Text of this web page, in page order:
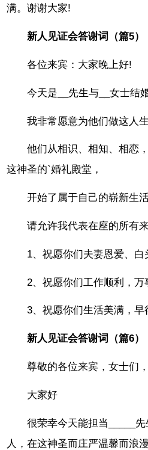
满。谢谢大家!
新人见证会答谢词（篇5）
各位来宾：大家晚上好!
今天是__先生与__女士结
我非常愿意为他们做这人
他们从相识、相知、相恋
这神圣的`婚礼殿堂，
开始了属于自己的崭新生活
请允许我代表在座的所有
1、祝愿你们夫妻恩爱、白
2、祝愿你们工作顺利，万
3、祝愿你们生活美满，早
新人见证会答谢词（篇6）
尊敬的各位来宾，女士们
大家好
很荣幸今天能担当_____
人，在这神圣而庄严温馨而浪